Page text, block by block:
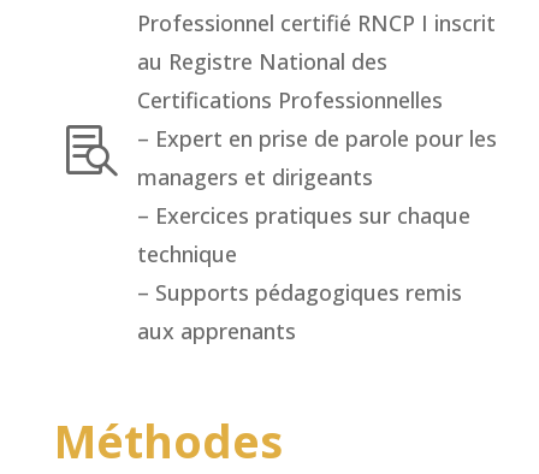

Professionnel certifié RNCP I inscrit
au Registre National des
Certifications Professionnelles
– Expert en prise de parole pour les
managers et dirigeants
– Exercices pratiques sur chaque
technique
– Supports pédagogiques remis
aux apprenants
Méthodes